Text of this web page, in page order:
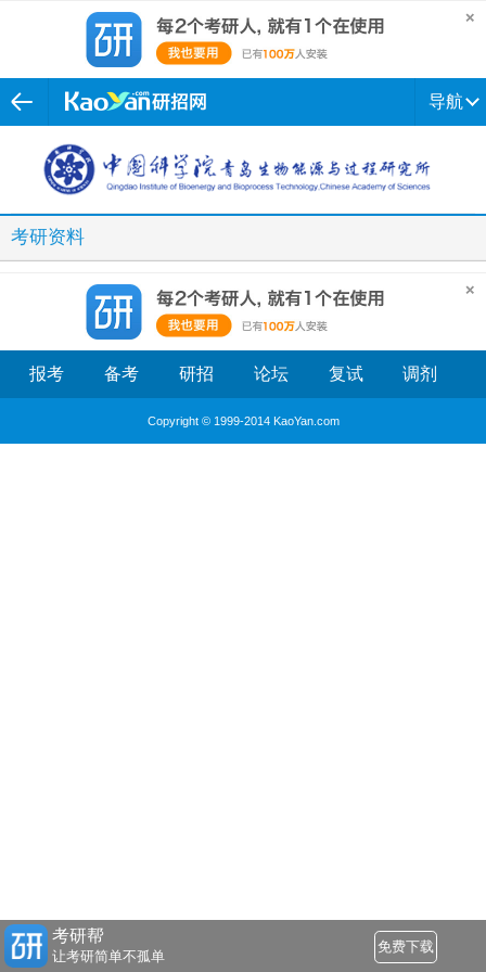
导航
考研资料
报考 备考 研招 论坛 复试 调剂
Copyright © 1999-2014 KaoYan.com
考研帮
让考研简单不孤单
免费下载